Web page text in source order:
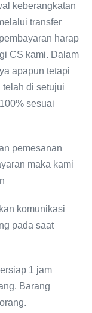
keberangkatan
transfer
harap
CS kami. Dalam
apapun tetapi
di setujui
sesuai
pemesanan
maka kami
komunikasi
pada saat
1 jam
Barang